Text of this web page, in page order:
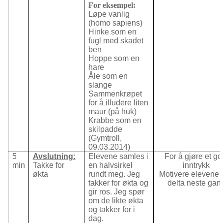
For eksempel:
Løpe vanlig
(homo sapiens)
Hinke som en
fugl med skadet
ben
Hoppe som en
hare
Åle som en
slange
Sammenkrøpet
for å illudere liten
maur (på huk)
Krabbe som en
skilpadde
(Gymtroll,
09.03.2014)
5
min
Avslutning:
Takke for
økta
Elevene samles i
en halvsirkel
rundt meg. Jeg
takker for økta og
gir ros. Jeg spør
om de likte økta
og takker for i
dag.
For å gjøre et
inntrykk
Motivere
delta neste